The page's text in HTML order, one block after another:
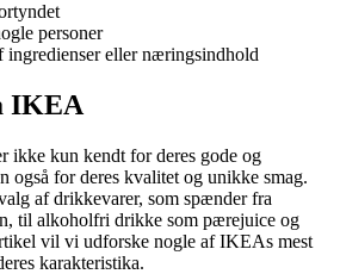
personer
ingredienser eller næringsindhold
IKEA
ikke kun kendt for deres gode og
også for deres kvalitet og unikke smag.
af drikkevarer, som spænder fra
til alkoholfri drikke som pærejuice og
vil vi udforske nogle af IKEAs mest
karakteristika.